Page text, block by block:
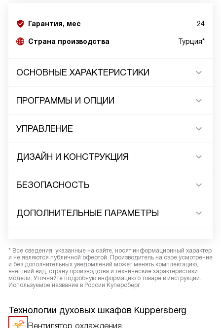
Гарантия, мес 24
Страна производства Турция*
ОСНОВНЫЕ ХАРАКТЕРИСТИКИ
ПРОГРАММЫ И ОПЦИИ
УПРАВЛЕНИЕ
ДИЗАЙН И КОНСТРУКЦИЯ
БЕЗОПАСНОСТЬ
ДОПОЛНИТЕЛЬНЫЕ ПАРАМЕТРЫ
* Все сведения, указанные на сайте, носят информационный характер
и не являются публичной офертой. Производитель на свое усмотрение
и без дополнительных уведомлений может менять комплектацию,
внешний вид, страну производства и технические характеристики
модели. Уточняйте подробную информацию о товаре в инструкции.
Используемое название в России Куперсберг
Технологии духовых шкафов Kuppersberg
Вентилятор охлаждения